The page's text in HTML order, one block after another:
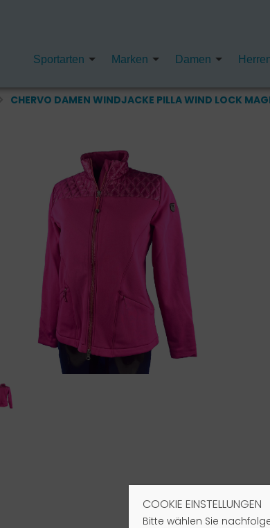
COOKIE EINSTELLUNGEN
Bitte wählen Sie
Sportarten Marken Damen
CHERVO DAMEN WINDJACKE PILLA WIND LOCK